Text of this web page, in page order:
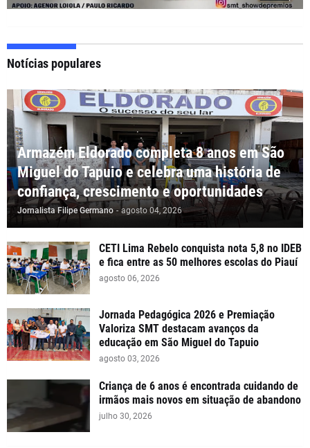
Notícias populares
Armazém Eldorado completa 8 anos em São
Miguel do Tapuio e celebra uma história de
confiança, crescimento e oportunidades
Jornalista Filipe Germano - agosto 04, 2026
CETI Lima Rebelo conquista nota 5,8 no IDEB
e fica entre as 50 melhores escolas do Piauí
agosto 06, 2026
Jornada Pedagógica 2026 e Premiação
Valoriza SMT destacam avanços da
educação em São Miguel do Tapuio
agosto 03, 2026
Criança de 6 anos é encontrada cuidando de
irmãos mais novos em situação de abandono
julho 30, 2026